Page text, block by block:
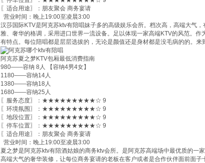
〖适合用途〗：朋友聚会 商务宴请
营业时间：晚上19:00至凌晨3:00
汉莎国际KTV是阿克苏ktv有陪唱妹子多的高级娱乐会所。档次高，高端大气
雅、奢华的格调，采用进口世界一流设备。足以体现一家高端KTV的风范。
有特点。每位陪唱都是层层选拔的，无论是颜值还是身材都是没毛病的的。来
阿克苏夏之梦KTV包厢最低消费指南
980——容纳 8人 【容纳4男4女】
1180——容纳14人
1380——容纳18人
1680——容纳25人
〖服务态度〗：★★★★★★★★★☆ 9
〖环境氛围〗：★★★★★★★★★☆ 9
〖地段位置〗：★★★★★★★★★☆ 9
〖停车位置〗：★★★★★★★★★☆ 9
〖适合用途〗：朋友聚会 商务宴请
营业时间：晚上19:00至凌晨3:00
夏之梦是阿克苏ktv有陪酒姑娘的商务ktv会所。是阿克苏高端场中最优质的一
高端大气的奢华装修，让每位商务宴请的老板在客户或者是合作伙伴面前面